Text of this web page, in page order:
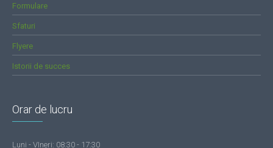
Formulare
Sfaturi
Flyere
Istorii de succes
Orar de lucru
Luni - VIneri: 08:30 - 17:30